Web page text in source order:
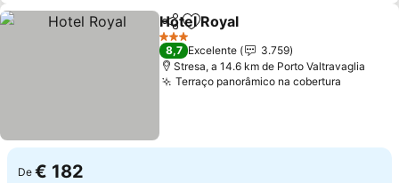
PartilharAdicionar aos favoritos
Hotel Royal
3 Estrelas
8,7 Excelente
3.759
Stresa, a 14.6 km de Porto Valtravaglia
Terraço panorâmico na cobertura
De € 182